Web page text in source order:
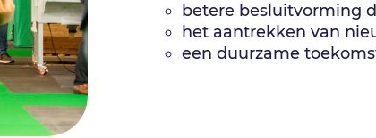
betere besluitvorming
het aantrekken van
een duurzame